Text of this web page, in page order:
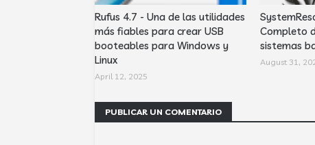
Rufus 4.7 - Una de las utilidades
más fiables para crear USB
booteables para Windows y
Linux
April 12, 2025
Completo
sistemas
August 31,
PUBLICAR UN COMENTARIO